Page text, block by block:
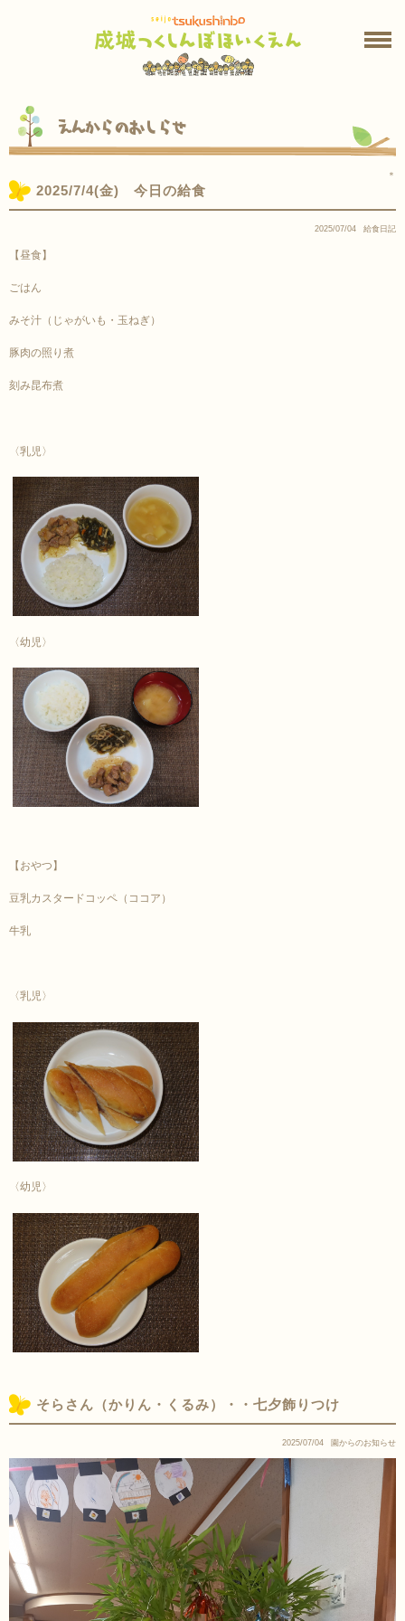
えんからのおしらせ
＊
2025/7/4(金) 今日の給食
2025/07/04 給食日記
【昼食】
ごはん
みそ汁（じゃがいも・玉ねぎ）
豚肉の照り煮
刻み昆布煮
〈乳児〉
〈幼児〉
【おやつ】
豆乳カスタードコッペ（ココア）
牛乳
〈乳児〉
〈幼児〉
そらさん（かりん・くるみ）・・七夕飾りつけ
2025/07/04 園からのお知らせ